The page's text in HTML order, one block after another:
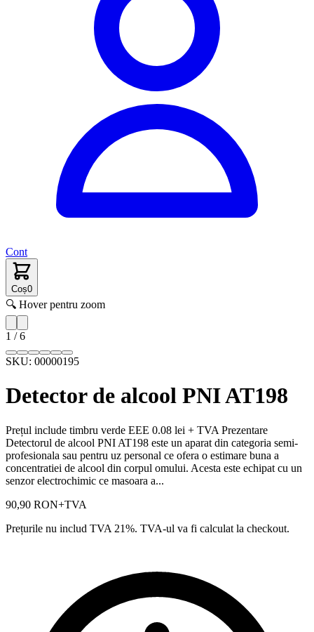
Cont
Coș0
🔍 Hover pentru zoom
1 /6
SKU: 00000195
Detector de alcool PNI AT198
Prețul include timbru verde EEE 0.08 lei + TVA Prezentare
Detectorul de alcool PNI AT198 este un aparat din categoria semi-
profesionala sau pentru uz personal ce ofera o estimare buna a
concentratiei de alcool din corpul omului. Acesta este echipat cu un
senzor electrochimic ce masoara a...
90,90 RON+TVA
Prețurile nu includ TVA 21%. TVA-ul va fi calculat la checkout.